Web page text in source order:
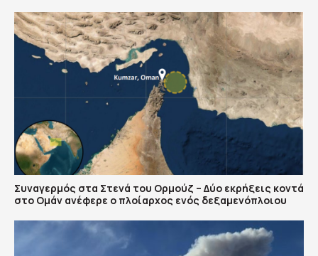
Συναγερμός στα Στενά του Ορμούζ – Δύο εκρήξεις κοντά
στο Ομάν ανέφερε ο πλοίαρχος ενός δεξαμενόπλοιου